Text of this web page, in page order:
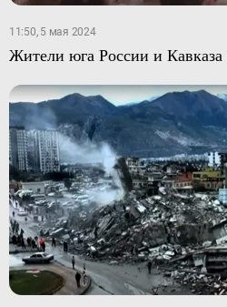
11:50, 5 мая 2024
Жители юга России и